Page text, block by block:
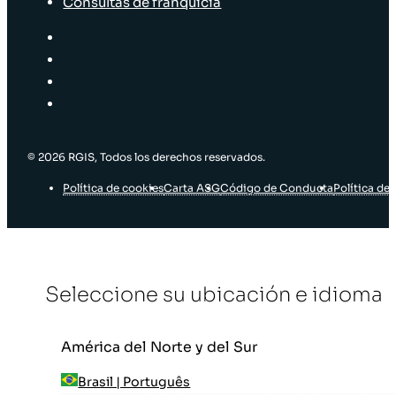
© 2026 RGIS, Todos los derechos reservados.
Política de cookiesCarta ASGCódigo de ConductaPolítica de
Seleccione su ubicación e idioma
América del Norte y del Sur
Brasil | Português